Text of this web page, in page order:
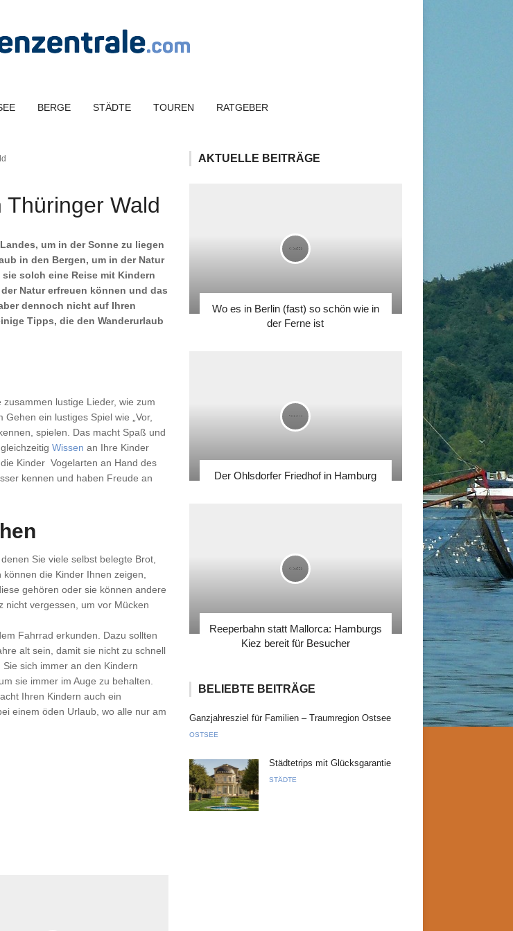
BERGE STÄDTE TOUREN RATGEBER
Wald
um in der Sonne zu liegen
in den Bergen, um in der Natur
solch eine Reise mit Kindern
Natur erfreuen können und das
dennoch nicht auf Ihren
Tipps, die den Wanderurlaub
lustige Lieder, wie zum
ein lustiges Spiel wie „Vor,
spielen. Das macht Spaß und
Wissen an Ihre Kinder
Kinder Vogelarten an Hand des
kennen und haben Freude an
Sie viele selbst belegte Brot,
die Kinder Ihnen zeigen,
gehören oder sie können andere
nicht vergessen, um vor Mücken
Fahrrad erkunden. Dazu sollten
alt sein, damit sie nicht zu schnell
sich immer an den Kindern
sie immer im Auge zu behalten.
Ihren Kindern auch ein
einem öden Urlaub, wo alle nur am
AKTUELLE BEITRÄGE
Wo es in Berlin (fast) so schön wie in
der Ferne ist
Der Ohlsdorfer Friedhof in Hamburg
Reeperbahn statt Mallorca: Hamburgs
Kiez bereit für Besucher
BELIEBTE BEITRÄGE
Ganzjahresziel für Familien – Traumregion Ostsee
OSTSEE
Städtetrips mit Glücksgarantie
STÄDTE